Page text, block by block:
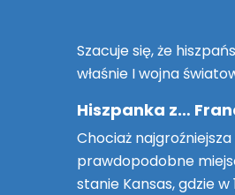
Szacuje się, że
właśnie I wojna
Hiszpanka z…
Chociaż
prawdopodobne
stanie Kansas, gdzie